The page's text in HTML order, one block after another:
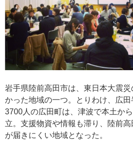
岩手県陸前高田市は、東日本大震
かった地域の一つ。とりわけ、広
3700人の広田町は、津波で本土か
立。支援物資や情報も滞り、陸前
が届きにくい地域となった。